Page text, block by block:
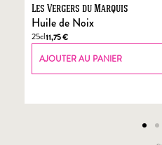
Les Vergers du Marquis
Huile de Noix
25cl11,75€
AJOUTER AU PANIER